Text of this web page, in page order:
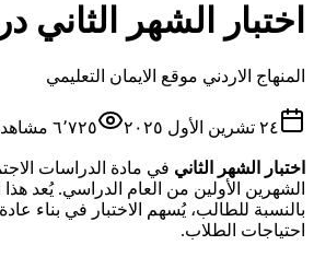
اختبار الشهر
المنهاج الاردني موقع الايمان التعليمي
٢٤ تشرين الأول ٢٠٢٥ ٦٬٧٢٥
اختبار الشهر الثاني في مادة الدراسات
الشهرين الأولين من العام الدراسي. يُعد
بالنسبة للطالب، يُسهم الاختبار في بناء
احتياجات الطلاب.